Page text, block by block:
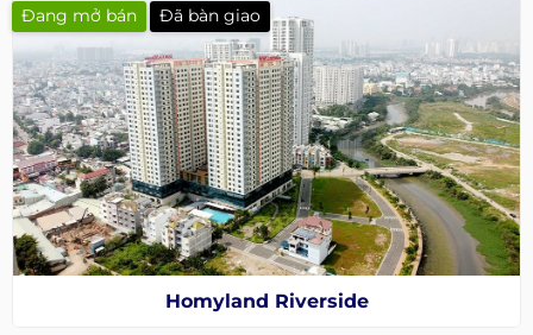
Đang mở bán Đã bàn giao
Homyland Riverside